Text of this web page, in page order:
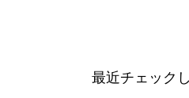
最近チェック